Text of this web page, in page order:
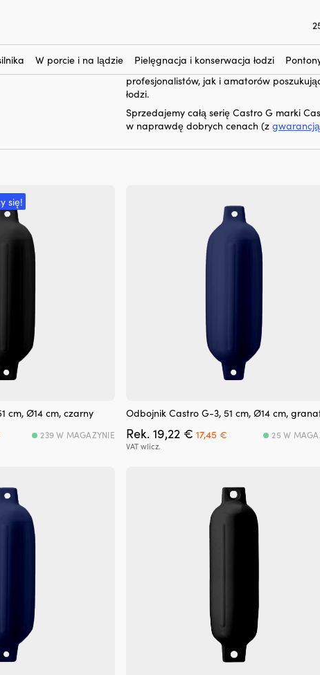
W porcie i na lądzie Pielęgnacja i konserwacja łodzi
– serię najwyższej
chronić Twoją łódź przed otarciami i
miękkiego i elastycznego materiału, co
wolniej. Są solidne, trwałe i estetycznie
profesjonalistów, jak i amatorów
łodzi.
Sprzedajemy całą serię Castro G marki
w naprawdę dobrych cenach (z
się!
cm, Ø14 cm, czarny
239 W MAGAZYNIE
Odbojnik Castro G-3, 51 cm, Ø14 cm,
Rek. 19,22 € Pierwotna
cena
17,45 €Aktualna
VAT wlicz.
25 W